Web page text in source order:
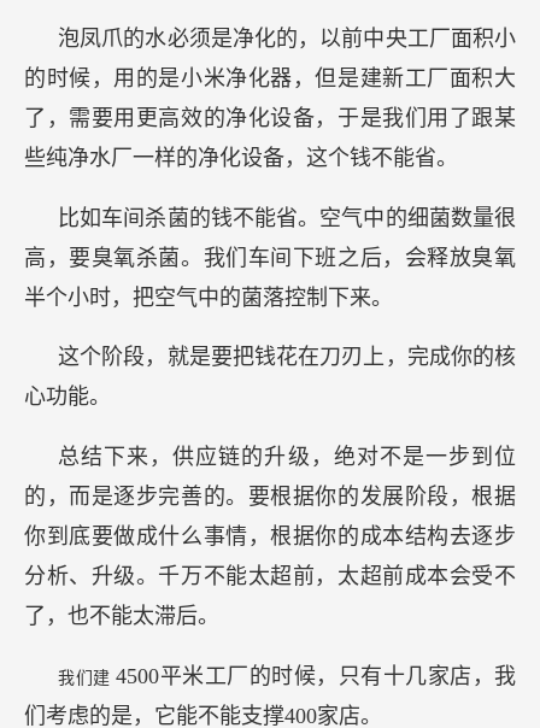
泡凤爪的水必须是净化的，以前中央工厂面积小
的时候，用的是小米净化器，但是建新工厂面积大
了，需要用更高效的净化设备，于是我们用了跟某
些纯净水厂一样的净化设备，这个钱不能省。
比如车间杀菌的钱不能省。空气中的细菌数量很
高，要臭氧杀菌。我们车间下班之后，会释放臭氧
半个小时，把空气中的菌落控制下来。
这个阶段，就是要把钱花在刀刃上，完成你的核
心功能。
总结下来，供应链的升级，绝对不是一步到位
的，而是逐步完善的。要根据你的发展阶段，根据
你到底要做成什么事情，根据你的成本结构去逐步
分析、升级。千万不能太超前，太超前成本会受不
了，也不能太滞后。
我们建 4500平米工厂的时候，只有十几家店，我
们考虑的是，它能不能支撑400家店。